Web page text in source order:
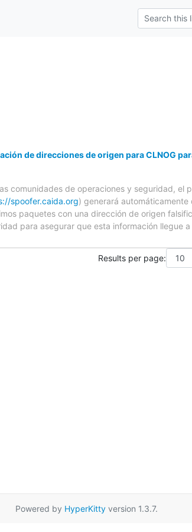
de direcciones de origen para CLNOG
comunidades de operaciones y seguridad, el
spoofer.caida.org) generará automáticamente
paquetes con una dirección de origen
para asegurar que esta información llegue
Results per page:
Powered by HyperKittyversion 1.3.7.